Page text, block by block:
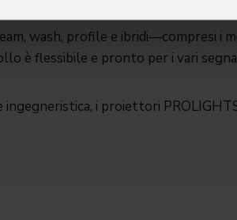
ed architetture modulari per
wash, profile e ibridi—compresi
è flessibile e pronto per i vari
i proiettori